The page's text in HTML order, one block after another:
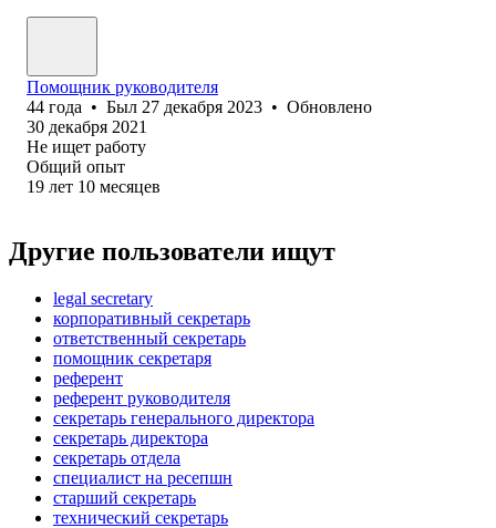
Помощник руководителя
44 года • Был 27 декабря 2023 • Обновлено
30 декабря 2021
Не ищет работу
Общий опыт
19 лет 10 месяцев
Другие пользователи ищут
legal secretary
корпоративный секретарь
ответственный секретарь
помощник секретаря
референт
референт руководителя
секретарь генерального директора
секретарь директора
секретарь отдела
специалист на ресепшн
старший секретарь
технический секретарь